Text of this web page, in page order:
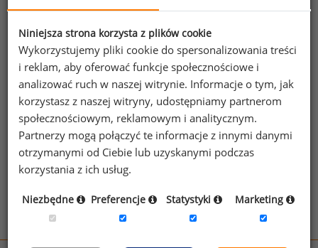
Przeciętne miesięczne
wynagrodzenie brutto w
gospodarce narodowej
brak danych
Przeciętne miesięczne
wynagrodzenie brutto bez wypłat z
nagród w gospodarce narodowej
brak danych
Dynamika zmian przeciętnego
miesięcznego wynagrodzenia
brutto w stosunku do analogicznego
okresu ubiegłego roku w sektorze
przedsiębiorstw
101%
Niniejsza strona korzysta z plików cookie
Wykorzystujemy pliki cookie do spersonalizowania treści
i reklam, aby oferować funkcje społecznościowe i
analizować ruch w naszej witrynie. Informacje o tym, jak
korzystasz z naszej witryny, udostępniamy partnerom
społecznościowym, reklamowym i analitycznym.
Partnerzy mogą połączyć te informacje z innymi danymi
otrzymanymi od Ciebie lub uzyskanymi podczas
korzystania z ich usług.
Niezbędne Preferencje Statystyki Marketing